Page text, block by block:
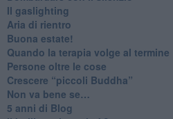
Il gaslighting
Aria di rientro
Buona estate!
​Quando la terapia volge al termine
​Persone oltre le cose
​Crescere “piccoli Buddha”
Non va bene se…
​5 anni di Blog